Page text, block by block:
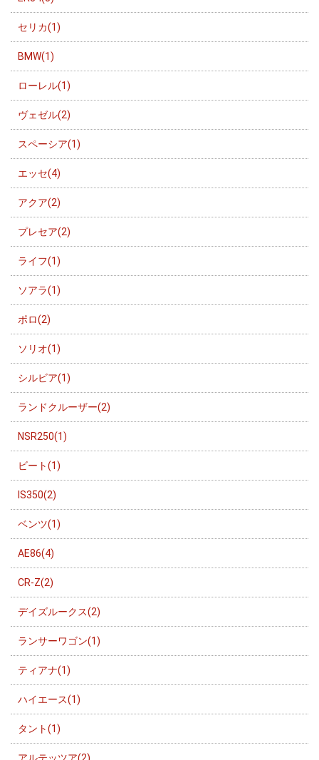
セリカ(1)
BMW(1)
ローレル(1)
ヴェゼル(2)
スペーシア(1)
エッセ(4)
アクア(2)
プレセア(2)
ライフ(1)
ソアラ(1)
ポロ(2)
ソリオ(1)
シルビア(1)
ランドクルーザー(2)
NSR250(1)
ビート(1)
IS350(2)
ベンツ(1)
AE86(4)
CR-Z(2)
デイズルークス(2)
ランサーワゴン(1)
ティアナ(1)
ハイエース(1)
タント(1)